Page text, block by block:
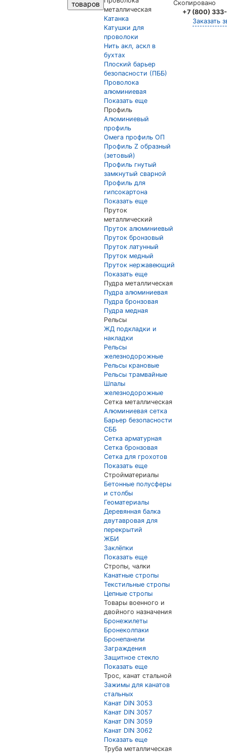
товаров
металлическая
Катанка
Катушки для
проволоки
Нить акл, аскл в
бухтах
Плоский барьер
безопасности (ПББ)
Проволока
алюминиевая
Показать еще
Профиль
Алюминиевый
профиль
Омега профиль ОП
Профиль Z образный
(зетовый)
Профиль гнутый
замкнутый сварной
Профиль для
гипсокартона
Показать еще
Пруток
металлический
Пруток алюминиевый
Пруток бронзовый
Пруток латунный
Пруток медный
Пруток нержавеющий
Показать еще
Пудра металлическая
Пудра алюминиевая
Пудра бронзовая
Пудра медная
Рельсы
ЖД подкладки и
накладки
Рельсы
железнодорожные
Рельсы крановые
Рельсы трамвайные
Шпалы
железнодорожные
Сетка металлическая
Алюминиевая сетка
Барьер безопасности
СББ
Сетка арматурная
Сетка бронзовая
Сетка для грохотов
Показать еще
Стройматериалы
Бетонные полусферы
и столбы
Геоматериалы
Деревянная балка
двутавровая для
перекрытий
ЖБИ
Заклёпки
Показать еще
Стропы, чалки
Канатные стропы
Текстильные стропы
Цепные стропы
Товары военного и
двойного назначения
Бронежилеты
Бронеколпаки
Бронепанели
Заграждения
Защитное стекло
Показать еще
Трос, канат стальной
Зажимы для канатов
стальных
Канат DIN 3053
Канат DIN 3057
Канат DIN 3059
Канат DIN 3062
Показать еще
Труба металлическая
Скопировано
+7 (800)
Заказать